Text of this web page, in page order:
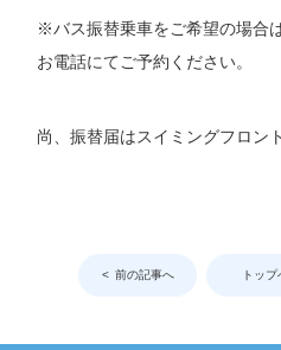
※バス振替乗車をご希望の場合
お電話にてご予約ください。
尚、振替届はスイミングフロン
前の記事へ トップ